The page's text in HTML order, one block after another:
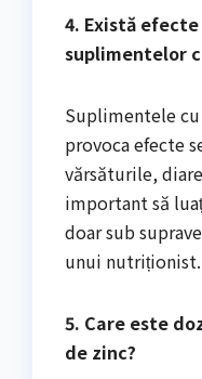
4. Există
suplimentelor
Suplimentele
provoca efecte
vărsăturile,
important să
doar sub
unui nutriționist.
5. Care este
de zinc?